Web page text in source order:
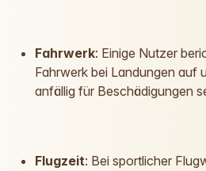
Fahrwerk: Einige Nutzer
Fahrwerk bei Landungen auf
anfällig für Beschädigungen
Flugzeit: Bei sportlicher